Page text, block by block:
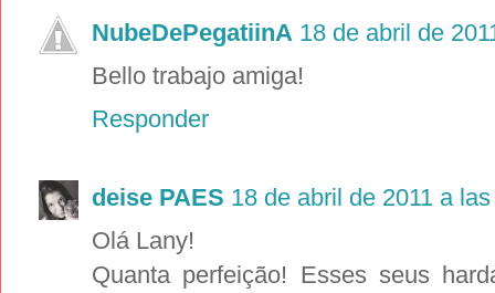
NubeDePegatiinA 18 de abril de
Bello trabajo amiga!
Responder
deise PAES 18 de abril de 2011 a
Olá Lany!
Quanta perfeição! Esses seus